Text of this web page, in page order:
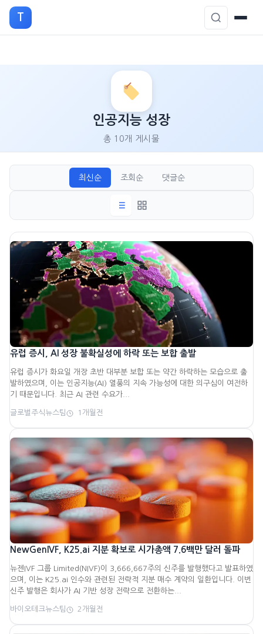
T
인공지능 성장
총 10개 게시물
최신순 조회순 댓글순
유럽 증시, AI 성장 불확실성에 하락 또는 보합 출발
유럽 증시가 화요일 개장 초반 대부분 보합 또는 약간 하락하는 모습으로 출
발하였으며, 이는 인공지능(AI) 열풍의 지속 가능성에 대한 의구심이 여전하
기 때문입니다. 최근 AI 관련 수요가...
글로벌주식뉴스팀 1개월전
NewGenIVF, K25.ai 지분 확보로 시가총액 7.6백만 달러 돌파
뉴젠IVF 그룹 Limited(NIVF)이 3,666,667주의 신주를 발행했다고 발표하였
으며, 이는 K25.ai 인수와 관련된 전략적 지분 매수 계약의 일환입니다. 이번
신주 발행은 회사가 AI 기반 성장 전략으로 전환하는...
바이오테크뉴스팀 2개월전